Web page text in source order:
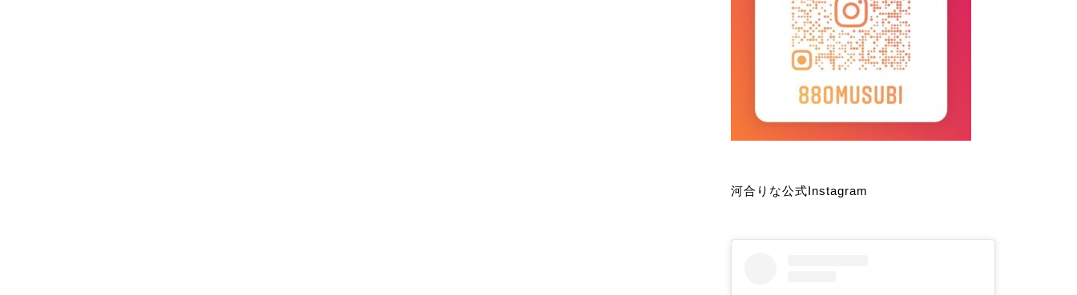
河合りな公式Instagram